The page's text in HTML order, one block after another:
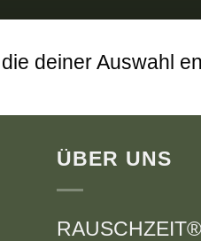
deiner Auswahl
ÜBER UNS